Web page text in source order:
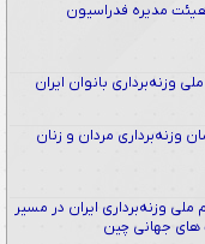
مدیره فدراسیون
وزنه‌برداری بانوان ایران
وزنه‌برداری مردان و زنان
وزنه‌برداری ایران در مسیر
های جهانی چین